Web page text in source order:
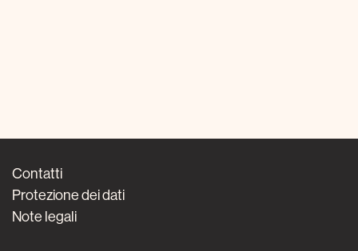
Contatti
Protezione dei dati
Note legali